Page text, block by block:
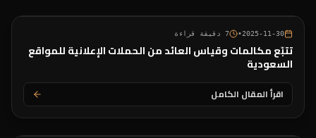
2025-11-30
•
7 دقيقة قراءة
تتبّع مكالمات وقياس العائد من الحملات الإعلانية للمواقع
السعودية
اقرأ المقال الكامل